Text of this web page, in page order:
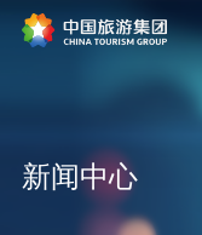
新闻中心